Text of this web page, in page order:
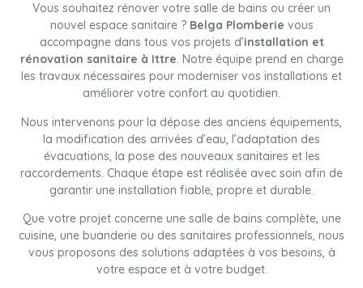
Vous souhaitez rénover votre salle de bains ou créer un
nouvel espace sanitaire ? Belga Plomberie vous
accompagne dans tous vos projets d’installation et
rénovation sanitaire à Ittre. Notre équipe prend en charge
les travaux nécessaires pour moderniser vos installations et
améliorer votre confort au quotidien.
Nous intervenons pour la dépose des anciens équipements,
la modification des arrivées d’eau, l’adaptation des
évacuations, la pose des nouveaux sanitaires et les
raccordements. Chaque étape est réalisée avec soin afin de
garantir une installation fiable, propre et durable.
Que votre projet concerne une salle de bains complète, une
cuisine, une buanderie ou des sanitaires professionnels, nous
vous proposons des solutions adaptées à vos besoins, à
votre espace et à votre budget.